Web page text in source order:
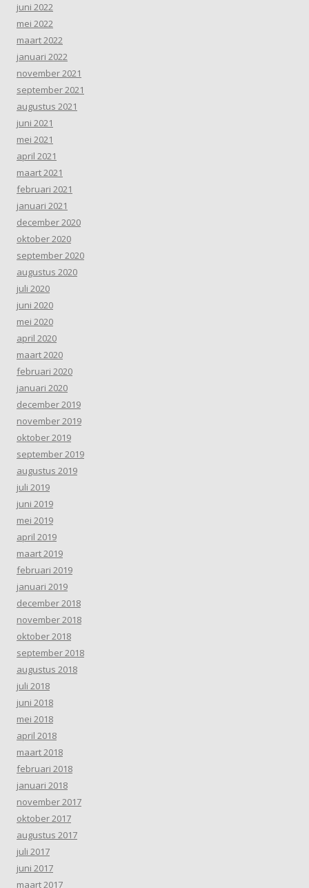
juni 2022
mei 2022
maart 2022
januari 2022
november 2021
september 2021
augustus 2021
juni 2021
mei 2021
april 2021
maart 2021
februari 2021
januari 2021
december 2020
oktober 2020
september 2020
augustus 2020
juli 2020
juni 2020
mei 2020
april 2020
maart 2020
februari 2020
januari 2020
december 2019
november 2019
oktober 2019
september 2019
augustus 2019
juli 2019
juni 2019
mei 2019
april 2019
maart 2019
februari 2019
januari 2019
december 2018
november 2018
oktober 2018
september 2018
augustus 2018
juli 2018
juni 2018
mei 2018
april 2018
maart 2018
februari 2018
januari 2018
november 2017
oktober 2017
augustus 2017
juli 2017
juni 2017
maart 2017